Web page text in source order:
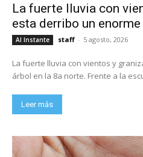
La fuerte lluvia con
esta derribo un
Al Instante staff - 5 agosto, 2026
La fuerte lluvia con vientos y
Leer más